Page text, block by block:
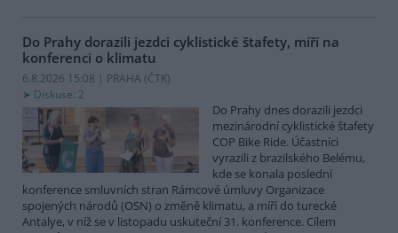
Do Prahy dorazili jezdci cyklistické štafety, míří na
konferenci o klimatu
6.8.2026 15:08 | PRAHA (ČTK)
Diskuse: 2
Do Prahy dnes dorazili jezdci
mezinárodní cyklistické štafety
COP Bike Ride. Účastníci
vyrazili z brazilského Belému,
kde se konala poslední
konference smluvních stran Rámcové úmluvy Organizace
spojených národů (OSN) o změně klimatu, a míří do turecké
Antalye, v níž se v listopadu uskuteční 31. konference. Cílem